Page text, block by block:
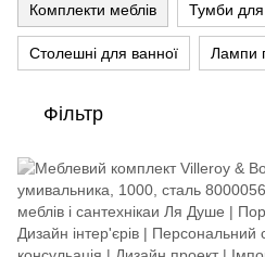
Комплекти меблів Тумби для
Столешні для ванної Лампи
Фільтр